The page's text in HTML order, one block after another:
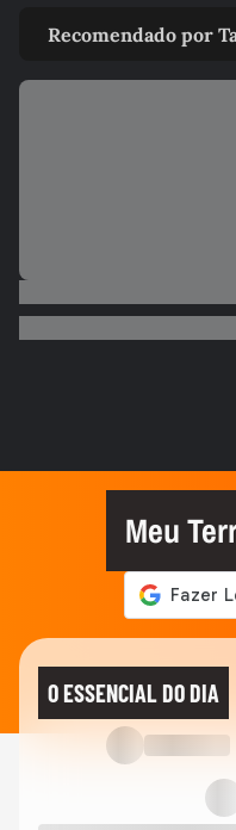
música
COPA
e
Lamine
após
COPA
Recomendado por
Meu
O ESSENCIAL DO DIA